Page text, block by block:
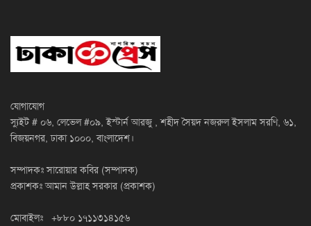
যোগাযোগ
স্যুইট # ০৬, লেভেল #০৯, ইস্টার্ন আরজু , শহীদ সৈয়দ নজরুল ইসলাম সরণি, ৬১,
বিজয়নগর, ঢাকা ১০০০, বাংলাদেশ।
সম্পাদকঃ সারোয়ার কবির (সম্পাদক)
প্রকাশকঃ আমান উল্লাহ সরকার (প্রকাশক)
মোবাইলঃ +৮৮০ ১৭১১৩১৪১৫৬